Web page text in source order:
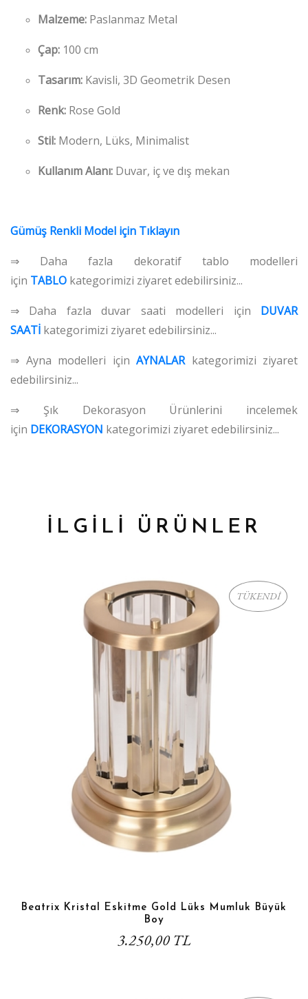
Malzeme: Paslanmaz Metal
Çap: 100 cm
Tasarım: Kavisli, 3D Geometrik Desen
Renk: Rose Gold
Stil: Modern, Lüks, Minimalist
Kullanım Alanı: Duvar, iç ve dış mekan
Gümüş Renkli Model için Tıklayın
⇒ Daha fazla dekoratif tablo modelleri
için TABLO kategorimizi ziyaret edebilirsiniz...
⇒ Daha fazla duvar saati modelleri için DUVAR
SAATİ kategorimizi ziyaret edebilirsiniz...
⇒ Ayna modelleri için AYNALARkategorimizi ziyaret
edebilirsiniz...
⇒ Şık Dekorasyon Ürünlerini incelemek
için DEKORASYON kategorimizi ziyaret edebilirsiniz...
İLGİLİ ÜRÜNLER
TÜKENDİ
Beatrix Kristal Eskitme Gold Lüks Mumluk Büyük
Boy
3.250,00 TL